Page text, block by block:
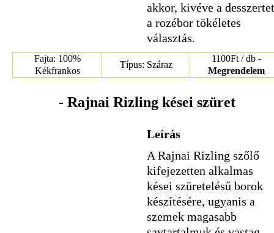
akkor, kivéve a
a rozébor tökéletes
választás.
Fajta: 100%
Kékfrankos
Típus: Száraz
1100Ft / db -
Megrendelem
- Rajnai Rizling kései szüret
Leírás
A Rajnai Rizling szőlő
kifejezetten alkalmas
kései szüretelésű borok
készítésére, ugyanis a
szemek magasabb